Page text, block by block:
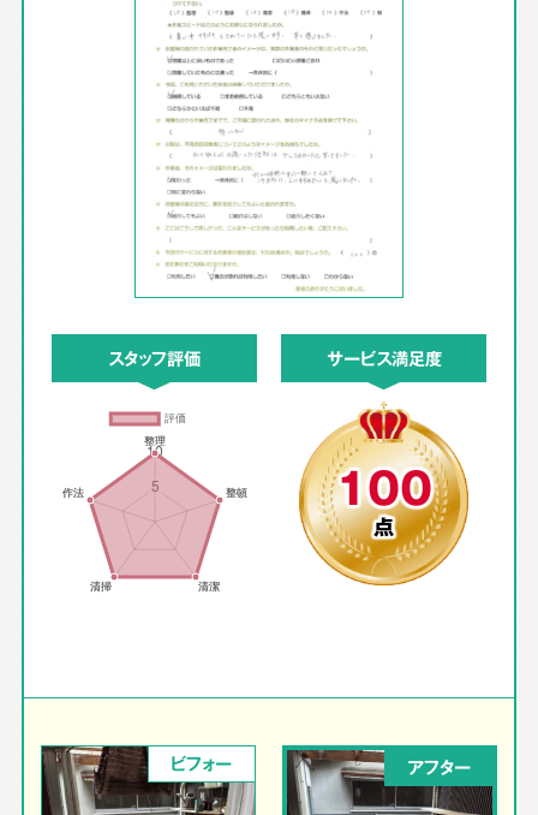
スタッフ評価 サービス満足度
100
点
ビフォー アフター